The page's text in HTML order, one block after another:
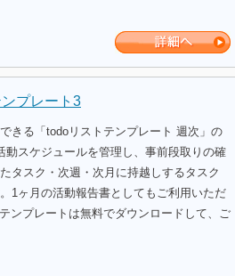
プレート3
きる「todoリストテンプレート 週次」の
スケジュールを管理し、事前段取りの確
タスク・次週・次月に持越しするタスク
1ヶ月の活動報告書としてもご利用いただ
ンプレートは無料でダウンロードして、ご